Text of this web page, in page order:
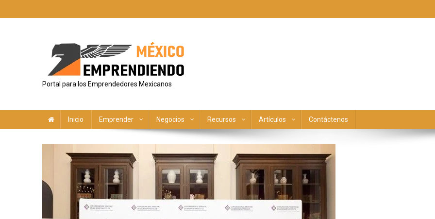
al
Portal para los Emprendedores Mexicanos
Inicio Emprender Negocios Recursos Artículos Contáctenos